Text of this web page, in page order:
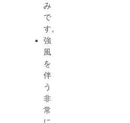
み
で
す。
強
風
を
伴
う
非
常